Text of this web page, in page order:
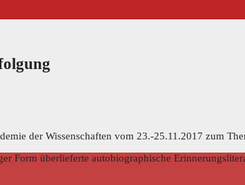
der Wissenschaften vom 23.-25.11.2017 zum
Form überlieferte autobiographische